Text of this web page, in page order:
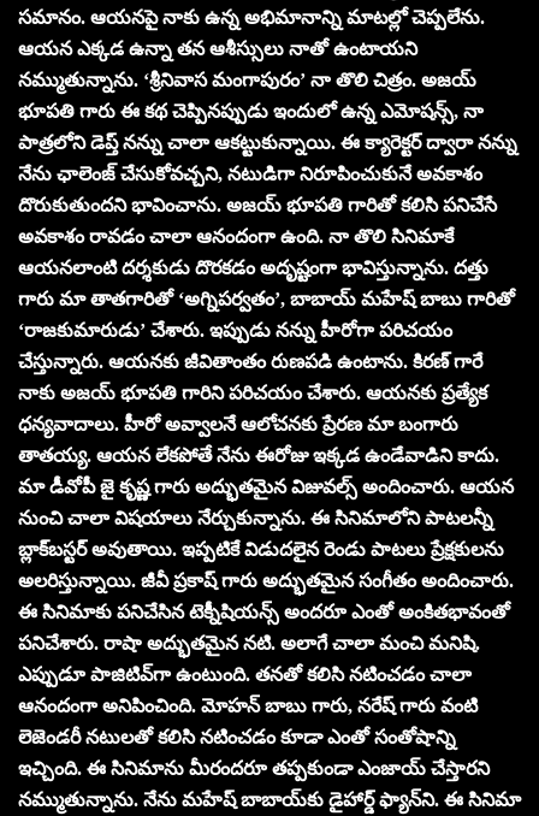
సమానం. ఆయనపై నాకు ఉన్న అభిమానాన్ని మాటల్లో చెప్పలేను.
ఆయన ఎక్కడ ఉన్నా తన ఆశీస్సులు నాతో ఉంటాయని
నమ్ముతున్నాను. ‘శ్రీనివాస మంగాపురం’ నా తొలి చిత్రం. అజయ్
భూపతి గారు ఈ కథ చెప్పినప్పుడు ఇందులో ఉన్న ఎమోషన్స్, నా
పాత్రలోని డెప్త్ నన్ను చాలా ఆకట్టుకున్నాయి. ఈ క్యారెక్టర్ ద్వారా నన్ను
నేను ఛాలెంజ్ చేసుకోవచ్చని, నటుడిగా నిరూపించుకునే అవకాశం
దొరుకుతుందని భావించాను. అజయ్ భూపతి గారితో కలిసి పనిచేసే
అవకాశం రావడం చాలా ఆనందంగా ఉంది. నా తొలి సినిమాకే
ఆయనలాంటి దర్శకుడు దొరకడం అదృష్టంగా భావిస్తున్నాను. దత్తు
గారు మా తాతగారితో ‘అగ్నిపర్వతం’, బాబాయ్ మహేష్ బాబు గారితో
‘రాజకుమారుడు’ చేశారు. ఇప్పుడు నన్ను హీరోగా పరిచయం
చేస్తున్నారు. ఆయనకు జీవితాంతం రుణపడి ఉంటాను. కిరణ్ గారే
నాకు అజయ్ భూపతి గారిని పరిచయం చేశారు. ఆయనకు ప్రత్యేక
ధన్యవాదాలు. హీరో అవ్వాలనే ఆలోచనకు ప్రేరణ మా బంగారు
తాతయ్య. ఆయన లేకపోతే నేను ఈరోజు ఇక్కడ ఉండేవాడిని కాదు.
మా డీవోపీ జై కృష్ణ గారు అద్భుతమైన విజువల్స్ అందించారు. ఆయన
నుంచి చాలా విషయాలు నేర్చుకున్నాను. ఈ సినిమాలోని పాటలన్నీ
బ్లాక్‌బస్టర్ అవుతాయి. ఇప్పటికే విడుదలైన రెండు పాటలు ప్రేక్షకులను
అలరిస్తున్నాయి. జీవీ ప్రకాష్ గారు అద్భుతమైన సంగీతం అందించారు.
ఈ సినిమాకు పనిచేసిన టెక్నీషియన్స్ అందరూ ఎంతో అంకితభావంతో
పనిచేశారు. రాషా అద్భుతమైన నటి. అలాగే చాలా మంచి మనిషి.
ఎప్పుడూ పాజిటివ్‌గా ఉంటుంది. తనతో కలిసి నటించడం చాలా
ఆనందంగా అనిపించింది. మోహన్ బాబు గారు, నరేష్ గారు వంటి
లెజెండరీ నటులతో కలిసి నటించడం కూడా ఎంతో సంతోషాన్ని
ఇచ్చింది. ఈ సినిమాను మీరందరూ తప్పకుండా ఎంజాయ్ చేస్తారని
నమ్ముతున్నాను. నేను మహేష్ బాబాయ్‌కు డైహార్డ్ ఫ్యాన్‌ని. ఈ సినిమా